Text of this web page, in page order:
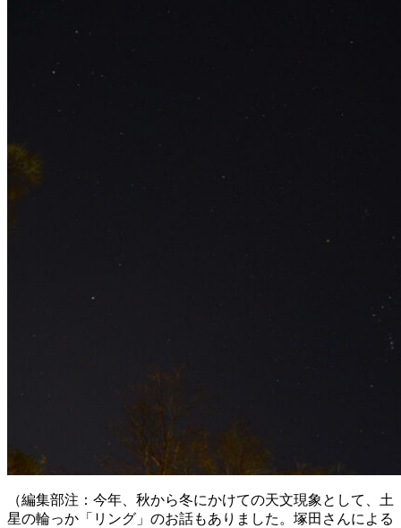
（編集部注：今年、秋から冬にかけての天文現象として、土
星の輪っか「リング」のお話もありました。塚田さんによる